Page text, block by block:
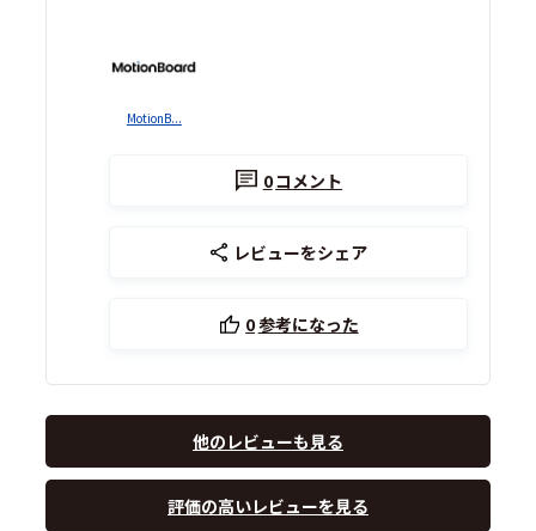
MotionB...
0コメント
レビューをシェア
0参考になった
他のレビューも見る
評価の高いレビューを見る